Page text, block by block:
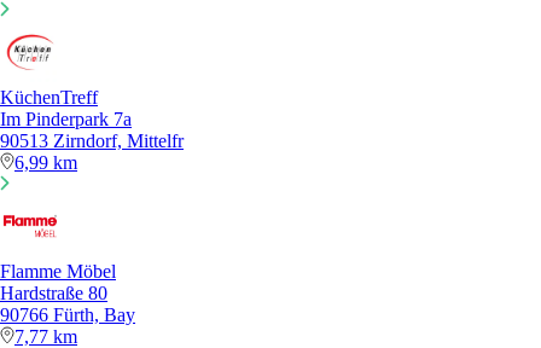
KüchenTreff
Im Pinderpark 7a
90513 Zirndorf, Mittelfr
6,99 km
Flamme Möbel
Hardstraße 80
90766 Fürth, Bay
7,77 km